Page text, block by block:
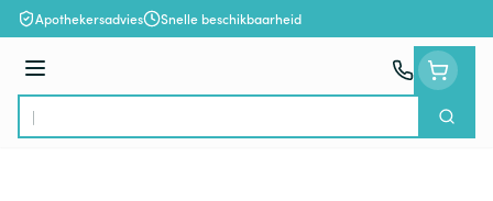
Ga naar de inhoud
Apothekersadvies Snelle beschikbaarheid
Menu
Product, merk, categorie...
Zoek